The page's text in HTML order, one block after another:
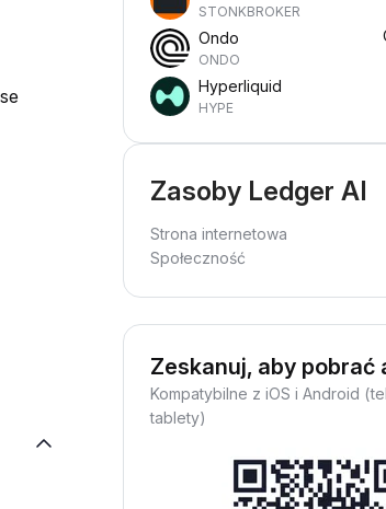
STONKBROKER
Ondo
ONDO
Hyperliquid
HYPE
Zasoby Ledger AI
Strona internetowa
Społeczność
Zeskanuj, aby pobrać
Kompatybilne z iOS i Android
tablety)